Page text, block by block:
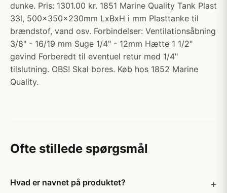
dunke. Pris: 1301.00 kr. 1851 Marine Quality Tank Plast
33l, 500x350x230mm LxBxH i mm Plasttanke til
brændstof, vand osv. Forbindelser: Ventilationsåbning
3/8" - 16/19 mm Suge 1/4" - 12mm Hætte 1 1/2"
gevind Forberedt til eventuel retur med 1/4"
tilslutning. OBS! Skal bores. Køb hos 1852 Marine
Quality.
Ofte stillede spørgsmål
Hvad er navnet på produktet?